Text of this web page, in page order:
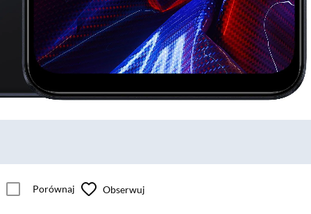
Porównaj Obserwuj